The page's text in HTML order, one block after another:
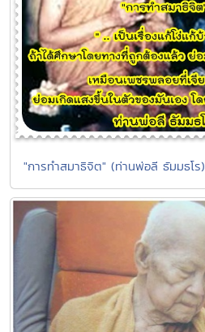
"การทำสมาธิจิต" (ท่านพ่อลี ธัมมธโร)